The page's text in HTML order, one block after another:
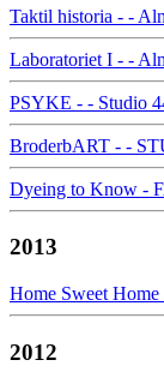
Taktil historia - -
Laboratoriet I - -
PSYKE - - Studio
BroderbART - -
Dyeing to Know -
2013
Home Sweet
2012